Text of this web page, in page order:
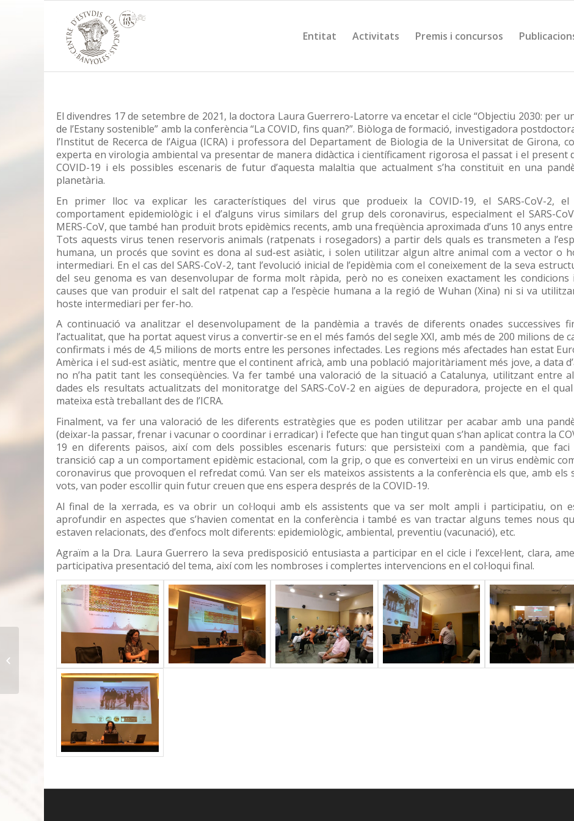
Entitat Activitats Premis i concursos
El divendres 17 de setembre de 2021, la doctora Laura Guerrero-Latorre va encetar el cicle “Objectiu 2030: per
de l’Estany sostenible” amb la conferència “La COVID, fins quan?”. Biòloga de formació, investigadora
l’Institut de Recerca de l’Aigua (ICRA) i professora del Departament de Biologia de la Universitat de Girona,
experta en virologia ambiental va presentar de manera didàctica i científicament rigorosa el passat i el present
COVID-19 i els possibles escenaris de futur d’aquesta malaltia que actualment s’ha constituït en una
planetària.
En primer lloc va explicar les característiques del virus que produeix la COVID-19, el SARS-CoV-2, el
comportament epidemiològic i el d’alguns virus similars del grup dels coronavirus, especialment el SARS-
MERS-CoV, que també han produït brots epidèmics recents, amb una freqüència aproximada d’uns 10 anys entre
Tots aquests virus tenen reservoris animals (ratpenats i rosegadors) a partir dels quals es transmeten a
humana, un procés que sovint es dona al sud-est asiàtic, i solen utilitzar algun altre animal com a vector o
intermediari. En el cas del SARS-CoV-2, tant l’evolució inicial de l’epidèmia com el coneixement de la seva
del seu genoma es van desenvolupar de forma molt ràpida, però no es coneixen exactament les condicions
causes que van produir el salt del ratpenat cap a l’espècie humana a la regió de Wuhan (Xina) ni si va
hoste intermediari per fer-ho.
A continuació va analitzar el desenvolupament de la pandèmia a través de diferents onades successives
l’actualitat, que ha portat aquest virus a convertir-se en el més famós del segle XXI, amb més de 200 milions de
confirmats i més de 4,5 milions de morts entre les persones infectades. Les regions més afectades han estat
Amèrica i el sud-est asiàtic, mentre que el continent africà, amb una població majoritàriament més jove, a data
no n’ha patit tant les conseqüències. Va fer també una valoració de la situació a Catalunya, utilitzant entre
dades els resultats actualitzats del monitoratge del SARS-CoV-2 en aigües de depuradora, projecte en el
mateixa està treballant des de l’ICRA.
Finalment, va fer una valoració de les diferents estratègies que es poden utilitzar per acabar amb una
(deixar-la passar, frenar i vacunar o coordinar i erradicar) i l’efecte que han tingut quan s’han aplicat contra la
19 en diferents països, així com dels possibles escenaris futurs: que persisteixi com a pandèmia, que faci
transició cap a un comportament epidèmic estacional, com la grip, o que es converteixi en un virus endèmic
coronavirus que provoquen el refredat comú. Van ser els mateixos assistents a la conferència els que, amb els
vots, van poder escollir quin futur creuen que ens espera després de la COVID-19.
Al final de la xerrada, es va obrir un col·loqui amb els assistents que va ser molt ampli i participatiu, on
aprofundir en aspectes que s’havien comentat en la conferència i també es van tractar alguns temes nous
estaven relacionats, des d’enfocs molt diferents: epidemiològic, ambiental, preventiu (vacunació), etc.
Agraïm a la Dra. Laura Guerrero la seva predisposició entusiasta a participar en el cicle i l’excel·lent, clara,
participativa presentació del tema, així com les nombroses i complertes intervencions en el col·loqui final.